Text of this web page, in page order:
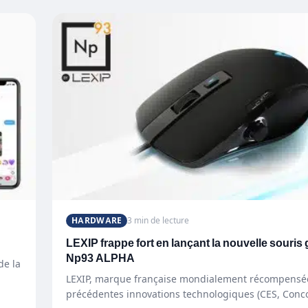
la
HARDWARE 3 min de lecture
LEXIP frappe fort en lançant la nouvelle souris
Np93 ALPHA
LEXIP, marque française mondialement
précédentes innovations technologiques (CES,